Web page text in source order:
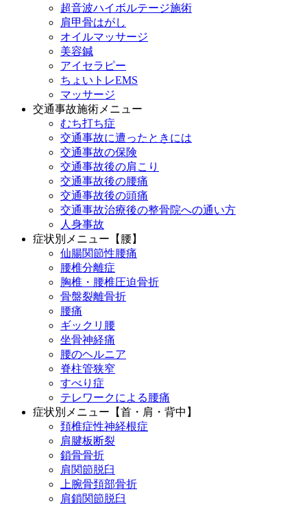
超音波ハイボルテージ施術
肩甲骨はがし
オイルマッサージ
美容鍼
アイセラピー
ちょいトレEMS
マッサージ
交通事故施術メニュー
むち打ち症
交通事故に遭ったときには
交通事故の保険
交通事故後の肩こり
交通事故後の腰痛
交通事故後の頭痛
交通事故治療後の整骨院への通い方
人身事故
症状別メニュー【腰】
仙腸関節性腰痛
腰椎分離症
胸椎・腰椎圧迫骨折
骨盤裂離骨折
腰痛
ギックリ腰
坐骨神経痛
腰のヘルニア
脊柱管狭窄
すべり症
テレワークによる腰痛
症状別メニュー【首・肩・背中】
頚椎症性神経根症
肩腱板断裂
鎖骨骨折
肩関節脱臼
上腕骨頚部骨折
肩鎖関節脱臼